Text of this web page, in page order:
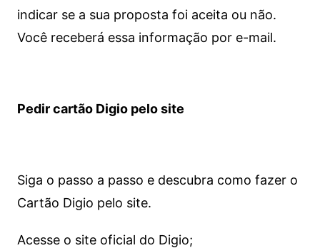
indicar se a sua proposta foi aceita ou não.
Você receberá essa informação por e-mail.
Pedir cartão Digio pelo site
Siga o passo a passo e descubra como fazer o
Cartão Digio pelo site.
Acesse o site oficial do Digio;